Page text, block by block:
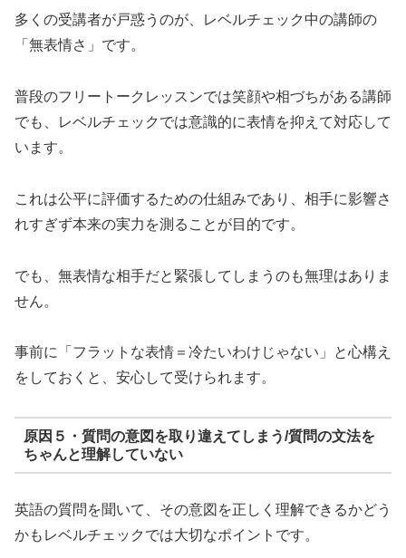
多くの受講者が戸惑うのが、レベルチェック中の講師の
「無表情さ」です。
普段のフリートークレッスンでは笑顔や相づちがある講師
でも、レベルチェックでは意識的に表情を抑えて対応して
います。
これは公平に評価するための仕組みであり、相手に影響さ
れすぎず本来の実力を測ることが目的です。
でも、無表情な相手だと緊張してしまうのも無理はありま
せん。
事前に「フラットな表情＝冷たいわけじゃない」と心構え
をしておくと、安心して受けられます。
原因５・質問の意図を取り違えてしまう/質問の文法を
ちゃんと理解していない
英語の質問を聞いて、その意図を正しく理解できるかどう
かもレベルチェックでは大切なポイントです。